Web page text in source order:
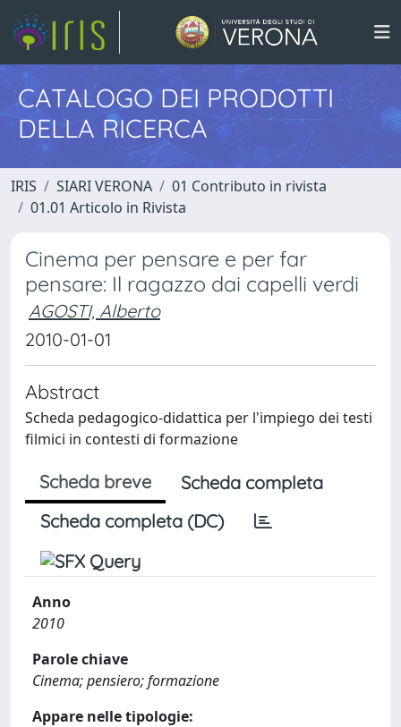
CATALOGO DEI PRODOTTI
DELLA RICERCA
IRIS SIARI VERONA
01 Contributo in rivista
01.01 Articolo in Rivista
Cinema per pensare e per far
pensare: Il ragazzo dai capelli verdi
AGOSTI, Alberto
2010-01-01
Abstract
Scheda pedagogico-didattica per l'impiego dei testi
filmici in contesti di formazione
Scheda breve
Scheda completa
Scheda completa (DC)
Anno
2010
Parole chiave
Cinema; pensiero; formazione
Appare nelle tipologie: